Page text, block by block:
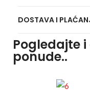
DOSTAVA I
Pogledajte
ponude..